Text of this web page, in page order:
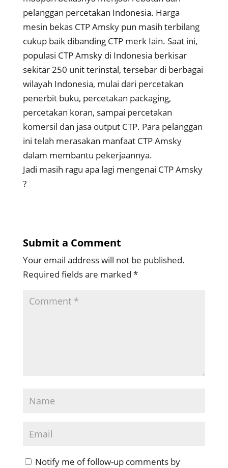
pelanggan percetakan Indonesia. Harga
mesin bekas CTP Amsky pun masih terbilang
cukup baik dibanding CTP merk Iain. Saat ini,
populasi CTP Amsky di Indonesia berkisar
sekitar 250 unit terinstal, tersebar di berbagai
wilayah Indonesia, mulai dari percetakan
penerbit buku, percetakan packaging,
percetakan koran, sampai percetakan
komersil dan jasa output CTP. Para pelanggan
ini telah merasakan manfaat CTP Amsky
dalam membantu pekerjaannya.
Jadi masih ragu apa lagi mengenai CTP Amsky
?
Submit a Comment
Your email address will not be published.
Required fields are marked *
Notify me of follow-up comments by